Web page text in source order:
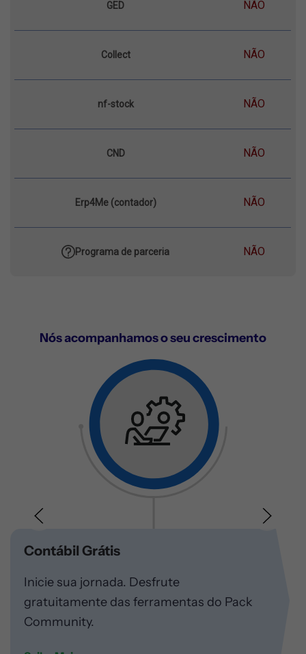
GED NÃO
Collect NÃO
nf-stock NÃO
CND NÃO
Erp4Me (contador) NÃO
Programa de parceria NÃO
Nós acompanhamos o seu crescimento
Contábil Grátis
Inicie sua jornada. Desfrute
gratuitamente das ferramentas do Pack
Community.